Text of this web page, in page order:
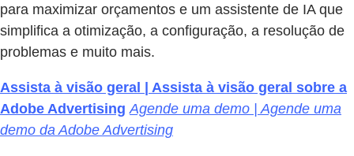
para maximizar orçamentos e um assistente de IA que
simplifica a otimização, a configuração, a resolução de
problemas e muito mais.
Assista à visão geral | Assista à visão geral sobre a
Adobe Advertising Agende uma demo | Agende uma
demo da Adobe Advertising